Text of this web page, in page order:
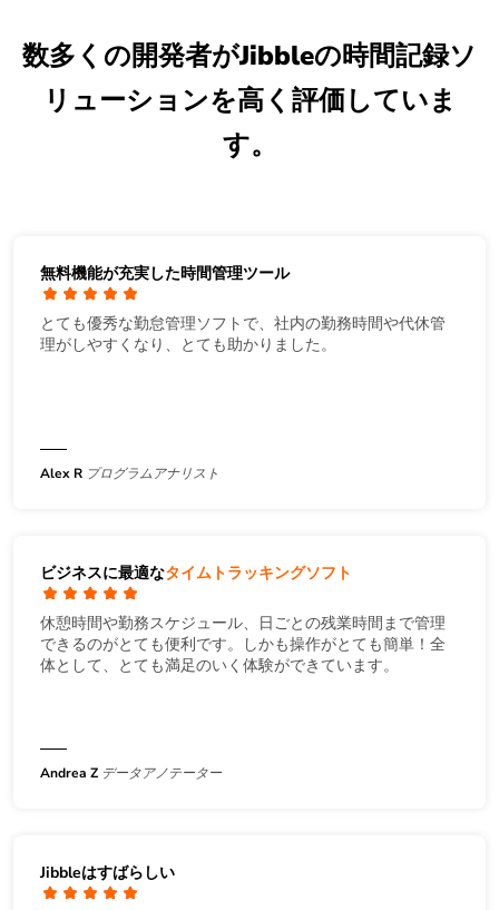
数多くの開発者がJibbleの時間記録ソ
リューションを高く評価していま
す。
無料機能が充実した時間管理ツール
とても優秀な勤怠管理ソフトで、社内の勤務時間や代休管
理がしやすくなり、とても助かりました。
Alex R プログラムアナリスト
ビジネスに最適なタイムトラッキングソフト
休憩時間や勤務スケジュール、日ごとの残業時間まで管理
できるのがとても便利です。しかも操作がとても簡単！全
体として、とても満足のいく体験ができています。
Andrea Z データアノテーター
Jibbleはすばらしい